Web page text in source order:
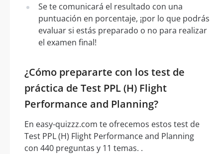
Se te comunicará el resultado con una
puntuación en porcentaje, ¡por lo que podrás
evaluar si estás preparado o no para realizar
el examen final!
¿Cómo prepararte con los test de
práctica de Test PPL (H) Flight
Performance and Planning?
En easy-quizzz.com te ofrecemos estos test de
Test PPL (H) Flight Performance and Planning
con 440 preguntas y 11 temas. .